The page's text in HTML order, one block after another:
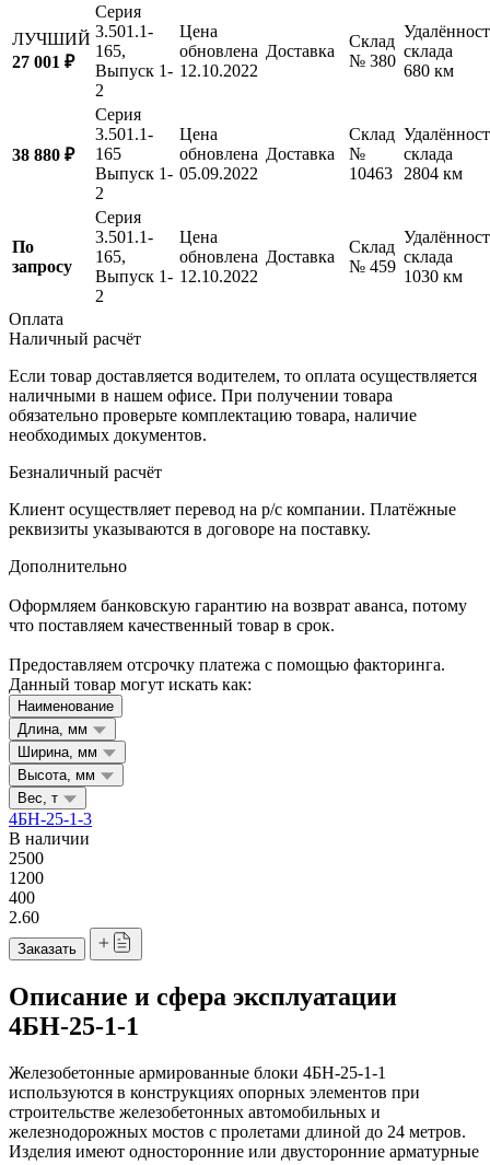
ЛУЧШИЙ
27 001 ₽
Серия
3.501.1-
165,
Выпуск 1-
2
Цена
обновлена
12.10.2022
Доставка
Склад
№ 380
склада
680 км
38 880 ₽
Серия
3.501.1-
165
Выпуск 1-
2
Цена
обновлена
05.09.2022
Доставка
Склад
№
10463
склада
2804 км
По
запросу
Серия
3.501.1-
165,
Выпуск 1-
2
Цена
обновлена
12.10.2022
Доставка
Склад
№ 459
склада
1030 км
Оплата
Наличный расчёт
Если товар доставляется водителем, то оплата осуществляется
наличными в нашем офисе. При получении товара
обязательно проверьте комплектацию товара, наличие
необходимых документов.
Безналичный расчёт
Клиент осуществляет перевод на р/с компании. Платёжные
реквизиты указываются в договоре на поставку.
Дополнительно
Оформляем банковскую гарантию на возврат аванса, потому
что поставляем качественный товар в срок.
Предоставляем отсрочку платежа с помощью факторинга.
Данный товар могут искать как:
Наименование
Длина, мм
Ширина, мм
Высота, мм
Вес, т
4БН-25-1-3
В наличии
2500
1200
400
2.60
Заказать
Описание и сфера эксплуатации
4БН-25-1-1
Железобетонные армированные блоки 4БН-25-1-1
используются в конструкциях опорных элементов при
строительстве железобетонных автомобильных и
железнодорожных мостов с пролетами длиной до 24 метров.
Изделия имеют односторонние или двусторонние арматурные